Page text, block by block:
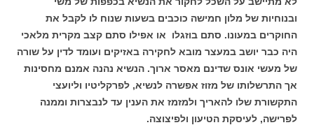
ובנוחיות של מלון חמישה כוכבים בשעות שנוח לו לקבל את
החוקרים במעונו. סתם בוזגלו או אפילו סתם קצב מקרית מלאכי
היה כבר יושב במעצר מובא לחקירה באזיקים ועומד לדין על שורה
של מעשי אונס שדינם מאסר ארוך. הנשיא נהנה אמנם מחסינות
אך התרשלותו של מזוז אפשרה לנשיא, לפרקליטיו וליועצי
התקשורת שלו להאריך ולמזמז את הענין עד לנבצרות וממנה
לפרישה, לעיסקת הטיעון ולפיצוצה.